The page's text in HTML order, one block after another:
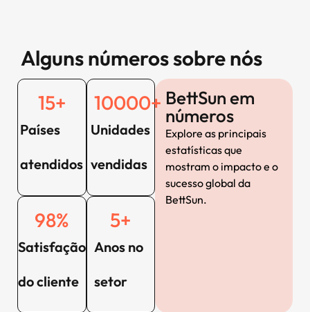
Alguns números sobre nós
Países
atendidos
15+
Unidades
vendidas
10000+
Satisfação
do cliente
98%
Anos no
setor
5+
BettSun em
números
Explore as principais
estatísticas que
mostram o impacto e o
sucesso global da
BettSun.